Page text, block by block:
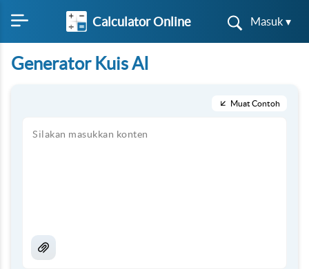
Calculator Online Masuk ▾
Generator Kuis AI
Muat Contoh